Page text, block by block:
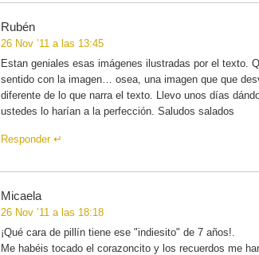
Rubén
26 Nov ’11 a las 13:45
Estan geniales esas imágenes ilustradas por el texto.
sentido con la imagen… osea, una imagen que que
diferente de lo que narra el texto. Llevo unos días
ustedes lo harían a la perfección. Saludos salados
Responder
Micaela
26 Nov ’11 a las 18:18
¡Qué cara de pillín tiene ese "indiesito" de 7 años!.
Me habéis tocado el corazoncito y los recuerdos me